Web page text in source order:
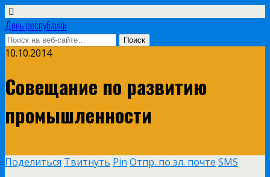
День республики
10.10.2014
Совещание по развитию
промышленности
Поделиться Твитнуть Pin Отпр. по эл. почте SMS